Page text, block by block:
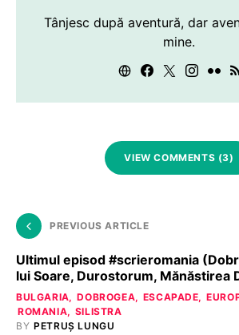
Tânjesc după aventură, dar
mine.
VIEW COMMENTS (3)
PREVIOUS ARTICLE
Ultimul episod #scrieromania
lui Soare, Durostorum, Mănăstirea
BULGARIA DOBROGEA ESCAPADE
ROMANIA
SILISTRA
BY PETRUȘ LUNGU